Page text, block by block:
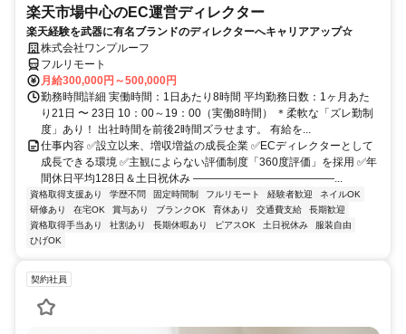
楽天市場中心のEC運営ディレクター
楽天経験を武器に有名ブランドのディレクターへキャリアアップ☆
株式会社ワンプルーフ
フルリモート
月給300,000円～500,000円
勤務時間詳細 実働時間：1日あたり8時間 平均勤務日数：1ヶ月あた
り21日 〜 23日 10：00～19：00（実働8時間） ＊柔軟な「ズレ勤制
度」あり！ 出社時間を前後2時間ズラせます。 有給を...
仕事内容 ✅設立以来、増収増益の成長企業 ✅ECディレクターとして
成長できる環境 ✅主観によらない評価制度「360度評価」を採用 ✅年
間休日平均128日＆土日祝休み ―――――――――――――...
資格取得支援あり 学歴不問 固定時間制 フルリモート 経験者歓迎
ネイルOK
研修あり
在宅OK 賞与あり ブランクOK 育休あり 交通費支給
長期歓迎
資格取得手当あり
社割あり 長期休暇あり ピアスOK 土日祝休み
服装自由
ひげOK
契約社員